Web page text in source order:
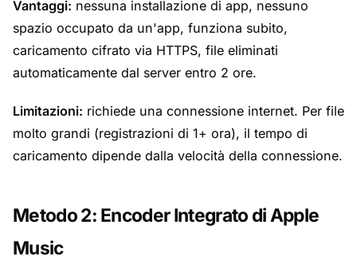
Vantaggi: nessuna installazione di app, nessuno
spazio occupato da un'app, funziona subito,
caricamento cifrato via HTTPS, file eliminati
automaticamente dal server entro 2 ore.
Limitazioni: richiede una connessione internet. Per file
molto grandi (registrazioni di 1+ ora), il tempo di
caricamento dipende dalla velocità della connessione.
Metodo 2: Encoder Integrato di Apple
Music